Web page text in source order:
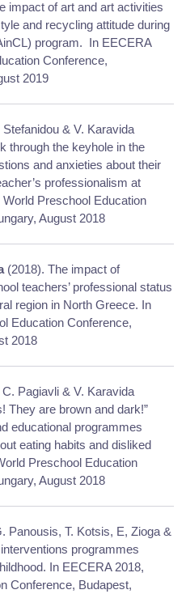
impact of art and art activities
and recycling attitude during
program. In EECERA
Conference,
2019
& V. Karavida
through the keyhole in the
and anxieties about their
professionalism at
Preschool Education
August 2018
(2018). The impact of
teachers’ professional status
region in North Greece. In
Education Conference,
2018
C. Pagiavli & V. Karavida
They are brown and dark!”
educational programmes
eating habits and disliked
Preschool Education
August 2018
Panousis, T. Kotsis, E, Zioga &
programmes
In EECERA 2018,
Conference, Budapest,